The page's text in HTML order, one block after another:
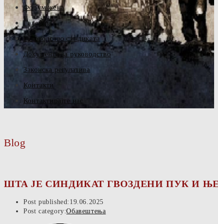
Форум жена
Галерија
Руководство синдиката
Документа за руководство
Законска регулатива
Контакти
Контактирајте нас
Blog
ШТА ЈЕ СИНДИКАТ ГВОЗДЕНИ ПУК И
Post published: 19.06.2025
Post category:Обавештења